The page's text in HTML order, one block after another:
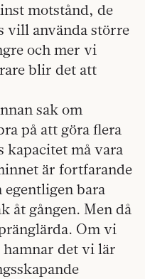
motstånd, de
vill använda större
och mer vi
blir det att
sak om
på att göra flera
kapacitet må vara
är fortfarande
bara
åt gången. Men då
Om vi
hamnar det vi lär